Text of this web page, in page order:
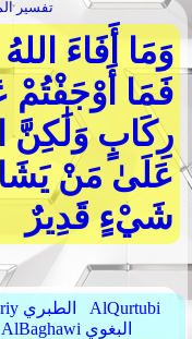
تفسير
وَمَا أَفَاءَ
فَمَا أَوْجَفْتُمْ
رِكَابٍ وَلَٰكِنَّ
عَلَىٰ مَنْ
شَيْءٍ قَدِيرٌ
AtTabariy الطبري
AlQurtubi
AlBaghawi البغوي